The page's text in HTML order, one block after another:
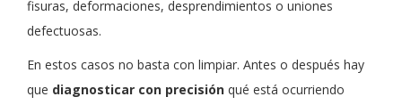
fisuras, deformaciones, desprendimientos o uniones
defectuosas.
En estos casos no basta con limpiar. Antes o después hay
que diagnosticar con precisión qué está ocurriendo